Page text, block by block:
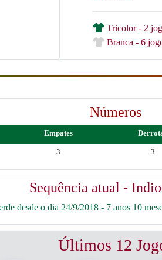
Tricolor - 2
Branca - 6
Números
Empates
3 3
Sequência atual -
desde o dia 24/9/2018 - 7 anos 10
Últimos 12